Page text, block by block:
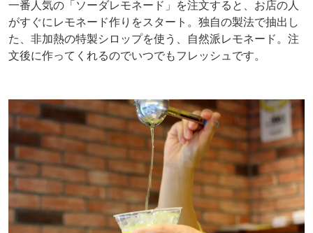
一番人気の「ソーダレモネード」を注文すると、お店の人
がすぐにレモネード作りをスタート。独自の製法で抽出し
た、非加熱の特製シロップを使う、自然派レモネード。注
文後に作ってくれるのでいつでもフレッシュです。